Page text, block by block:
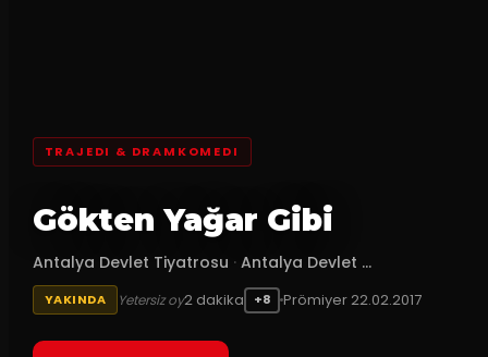
TRAJEDI & DRAMKOMEDI
Gökten Yağar Gibi
Antalya Devlet Tiyatrosu · Antalya Devlet ...
YAKINDA Yetersiz oy2 dakika +8 Prömiyer 22.02.2017